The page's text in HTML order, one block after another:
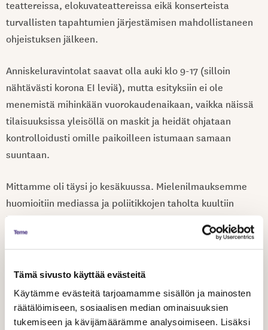
Tämä sivusto käyttää evästeitä
Käytämme evästeitä tarjoamamme sisällön ja mainosten
räätälöimiseen, sosiaalisen median ominaisuuksien
tukemiseen ja kävijämäärämme analysoimiseen. Lisäksi
teattereissa, elokuvateattereissa eikä konserteista
turvallisten tapahtumien järjestämisen mahdollistaneen
ohjeistuksen jälkeen.
Anniskeluravintolat saavat olla auki klo 9-17 (silloin
nähtävästi korona EI leviä), mutta esityksiin ei ole
menemistä mihinkään vuorokaudenaikaan, vaikka näissä
tilaisuuksissa yleisöllä on maskit ja heidät ohjataan
kontrolloidusti omille paikoilleen istumaan samaan
suuntaan.
Mittamme oli täysi jo kesäkuussa. Mielenilmauksemme
huomioitiin mediassa ja poliitikkojen taholta kuultiin
kauniita puheita, joissa kylläkin toistui turhautuminen
STM:n ylivaltaan. Mielenilmaus on saanut kolme palkintoa
(Music& Media Awards, Helsingin Matkailusäätiön Travel
Awards, Taku ry:n Taide- ja kulttuurialanteko -palkinto).
Palkintoperusteluissa on tuotu esiin mielenilmauksen
osoittama viesti siitä, että taide on elinkeino; että
ammattilaiset osaavat järjestää tapahtumia turvallisesti